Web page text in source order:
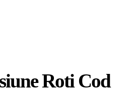
Roti Cod